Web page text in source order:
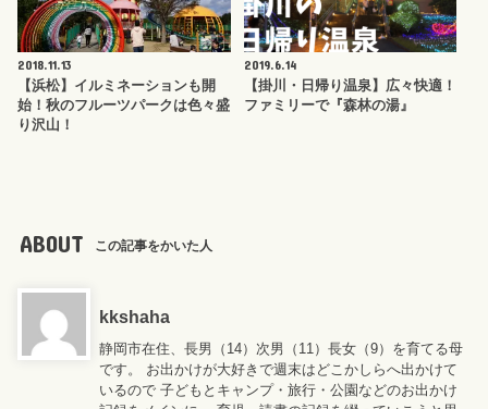
2018.11.13
【浜松】イルミネーションも開
始！秋のフルーツパークは色々盛
り沢山！
2019.6.14
【掛川・日帰り温泉】広々快適！
ファミリーで『森林の湯』
ABOUT この記事をかいた人
kkshaha
静岡市在住、長男（14）次男（11）長女（9）を育てる母
です。 お出かけが大好きで週末はどこかしらへ出かけて
いるので 子どもとキャンプ・旅行・公園などのお出かけ